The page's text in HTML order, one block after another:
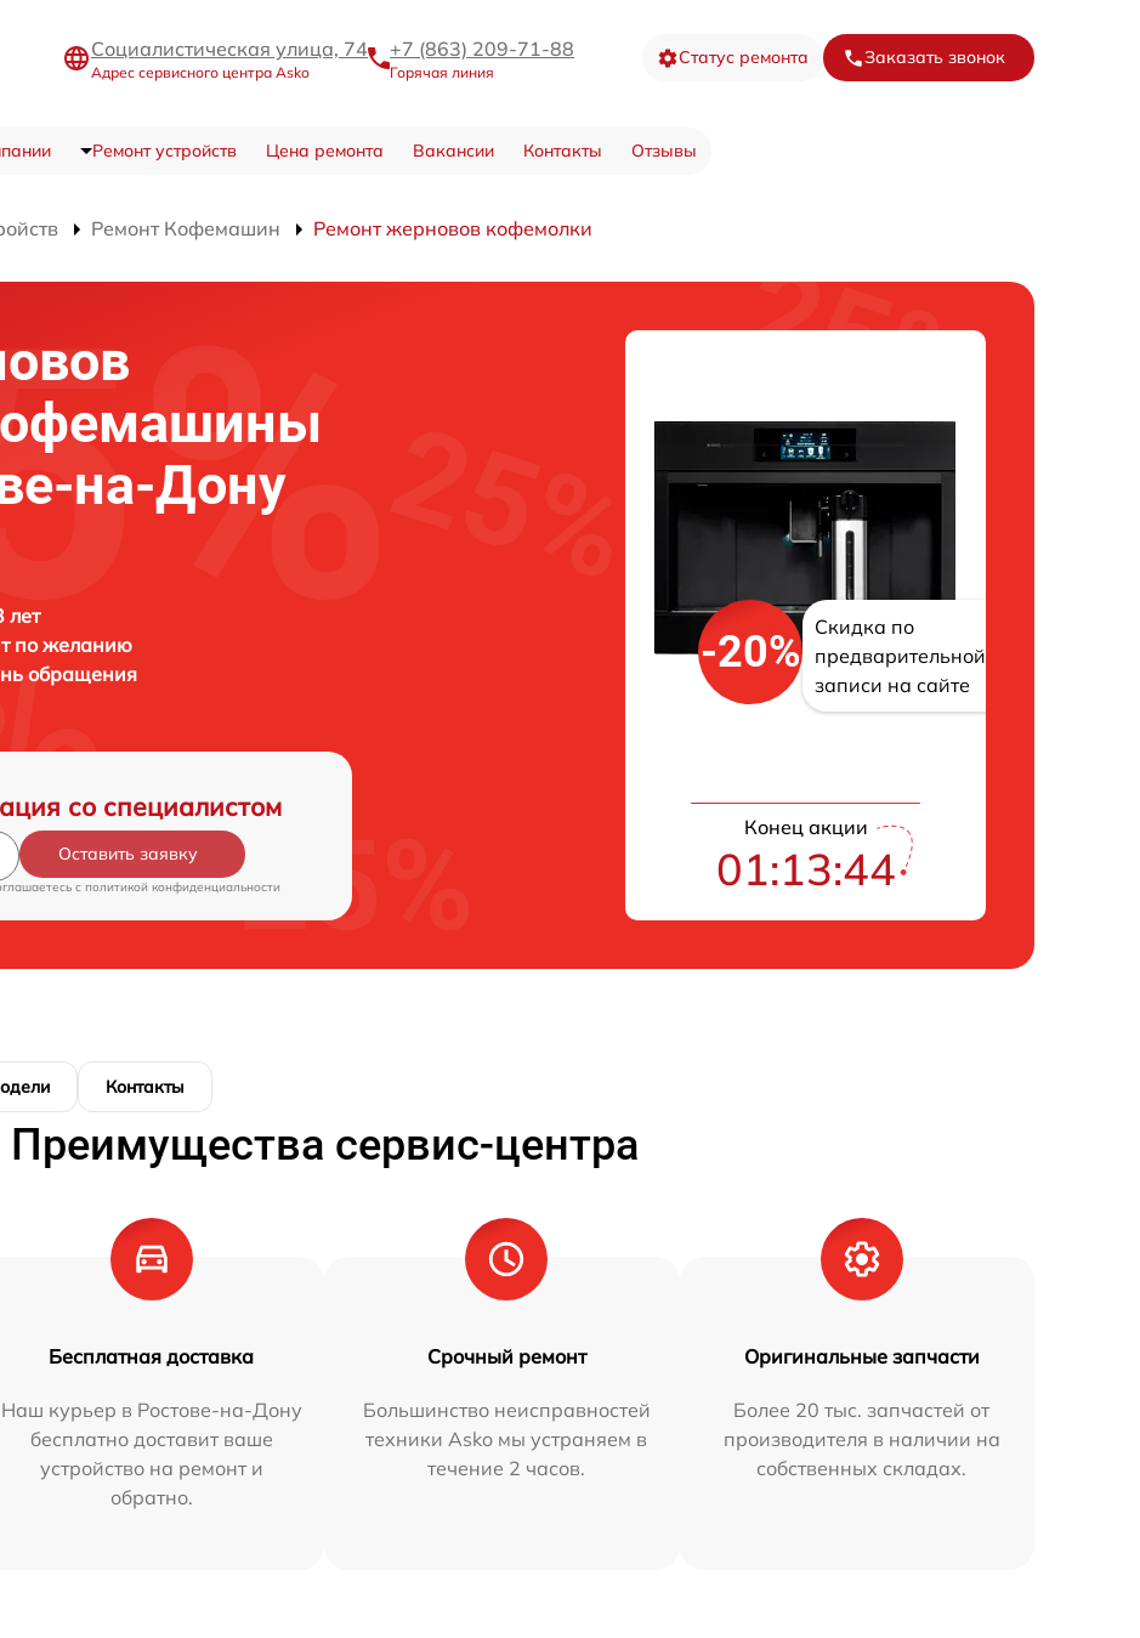
Социалистическая улица, 74
Адрес сервисного центра Asko
+7 (863) 209-71-88
Горячая линия
Статус ремонта Заказать звонок
Ремонт устройств Цена ремонта Вакансии Контакты Отзывы
Ремонт Кофемашин Ремонт жерновов кофемолки
на-Дону
лет
по желанию
обращения
со специалистом
Оставить заявку
c политикой конфиденциальности
-20%
Скидка по
предварительной
записи на сайте
Конец акции
01:13:43
Контакты
Преимущества сервис-центра
Бесплатная доставка
Наш курьер в Ростове-на-Дону
бесплатно доставит ваше
устройство на ремонт и
обратно.
Срочный ремонт
Большинство неисправностей
техники Asko мы устраняем в
течение 2 часов.
Оригинальные запчасти
Более 20 тыс. запчастей от
производителя в наличии на
собственных складах.